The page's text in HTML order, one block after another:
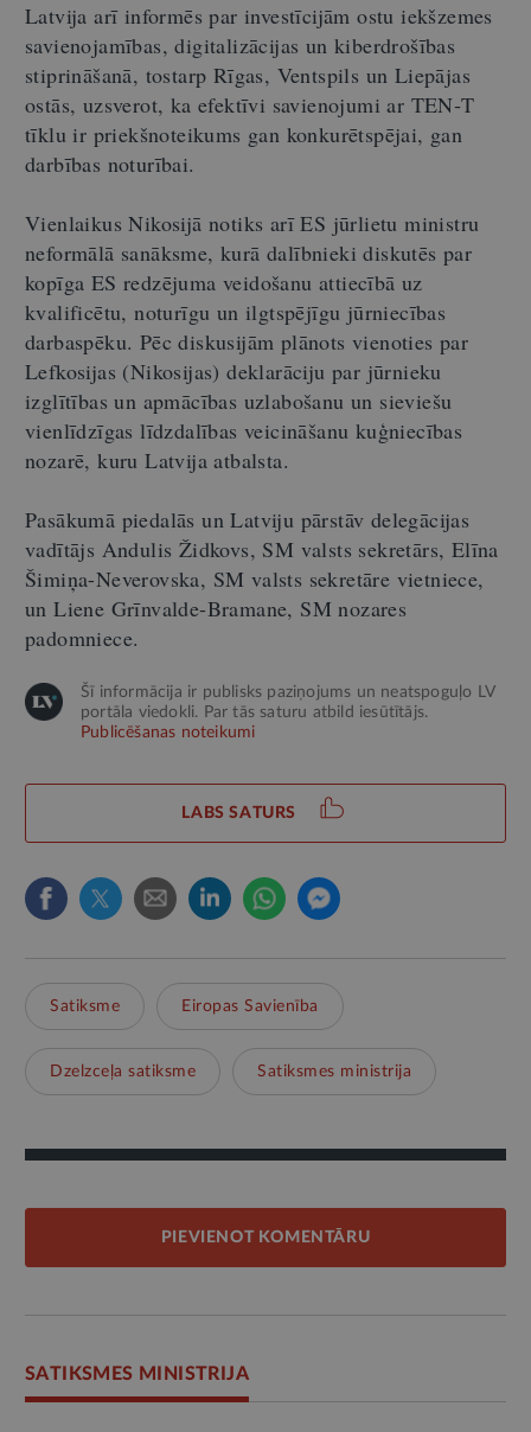
Latvija arī informēs par investīcijām ostu iekšzemes
savienojamības, digitalizācijas un kiberdrošības
stiprināšanā, tostarp Rīgas, Ventspils un Liepājas
ostās, uzsverot, ka efektīvi savienojumi ar TEN‑T
tīklu ir priekšnoteikums gan konkurētspējai, gan
darbības noturībai.
Vienlaikus Nikosijā notiks arī ES jūrlietu ministru
neformālā sanāksme, kurā dalībnieki diskutēs par
kopīga ES redzējuma veidošanu attiecībā uz
kvalificētu, noturīgu un ilgtspējīgu jūrniecības
darbaspēku. Pēc diskusijām plānots vienoties par
Lefkosijas (Nikosijas) deklarāciju par jūrnieku
izglītības un apmācības uzlabošanu un sieviešu
vienlīdzīgas līdzdalības veicināšanu kuģniecības
nozarē, kuru Latvija atbalsta.
Pasākumā piedalās un Latviju pārstāv delegācijas
vadītājs Andulis Židkovs, SM valsts sekretārs, Elīna
Šimiņa-Neverovska, SM valsts sekretāre vietniece,
un Liene Grīnvalde-Bramane, SM nozares
padomniece.
Šī informācija ir publisks paziņojums un neatspoguļo LV
portāla viedokli. Par tās saturu atbild iesūtītājs.
Publicēšanas noteikumi
LABS SATURS
Satiksme Eiropas Savienība
Dzelzceļa satiksme Satiksmes ministrija
PIEVIENOT KOMENTĀRU
SATIKSMES MINISTRIJA